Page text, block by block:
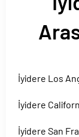
İyidere Los
İyidere
İyidere San